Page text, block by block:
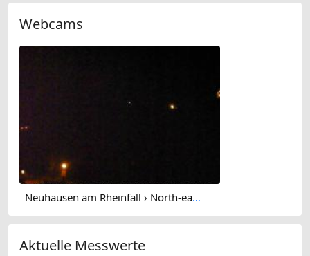
Webcams
Neuhausen am Rheinfall › North-east: Schaffhausen, Schweiz: Nordost (Flurlingen/ Schaffhausen)
Aktuelle Messwerte